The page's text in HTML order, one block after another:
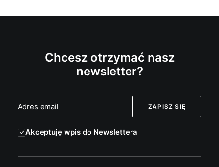
Chcesz otrzymać nasz
newsletter?
Akceptuję wpis do Newslettera